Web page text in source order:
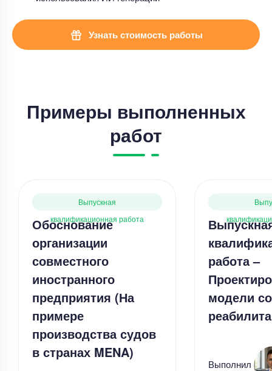
Узнать стоимость работы
Примеры выполненных
работ
Выпускная
квалификационная работа
Обоснование
организации
совместного
иностранного
предприятия (На
примере
производства судов
в странах MENA)
работа –
модели
Выполнил